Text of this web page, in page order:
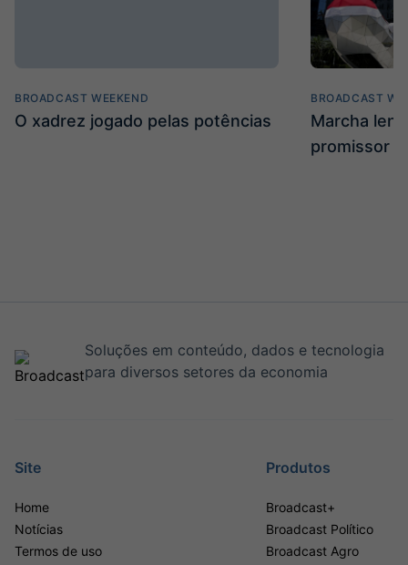
BROADCAST WEEKEND
O xadrez jogado pelas potências
BROADCAST
Marcha
promissor
Soluções em conteúdo, dados e tecnologia
para diversos setores da economia
Site
Home
Notícias
Termos de uso
Produtos
Broadcast+
Broadcast Político
Broadcast Agro